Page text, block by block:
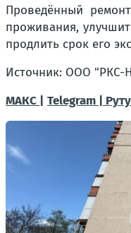
Проведённый
проживания,
продлить срок его
Источник: ООО "РКС-
МАКС |
Telegram |